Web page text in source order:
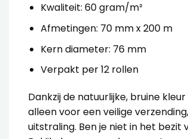
Kwaliteit: 60 gram/m²
Afmetingen: 70 mm x 200 m
Kern diameter: 76 mm
Verpakt per 12 rollen
Dankzij de natuurlijke, bruine
alleen voor een veilige
uitstraling. Ben je niet in het